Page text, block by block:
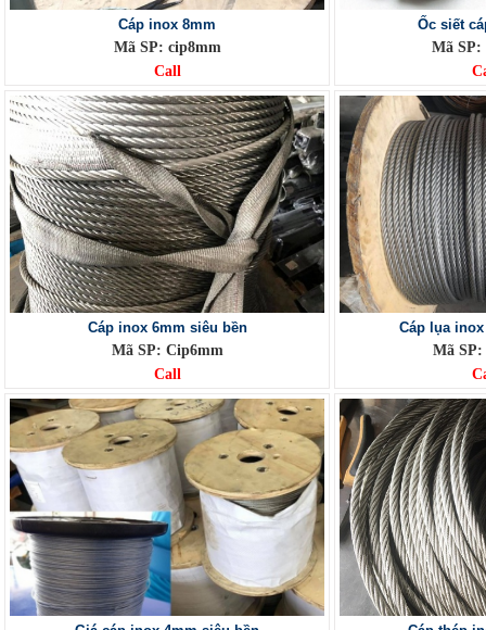
Cáp inox 8mm
Mã SP: cip8mm
Call
Ốc siết
Mã SP:
Cáp inox 6mm siêu bền
Mã SP: Cip6mm
Call
Cáp lụa
Mã SP: